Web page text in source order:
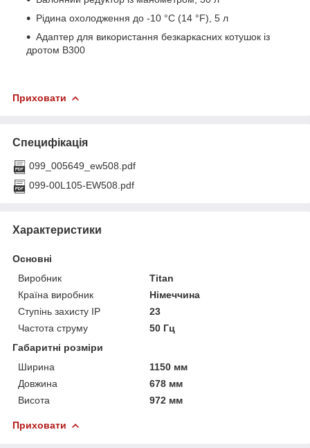
Рідина охолодження до -10 °C (14 °F), 5 л
Адаптер для використання безкаркасних котушок із
дротом B300
Приховати
Специфікація
099_005649_ew508.pdf
099-00L105-EW508.pdf
Характеристики
Основні
Виробник
Titan
Країна виробник
Німеччина
Ступінь захисту IP
23
Частота струму
50 Гц
Габаритні розміри
Ширина
1150 мм
Довжина
678 мм
Висота
972 мм
Приховати